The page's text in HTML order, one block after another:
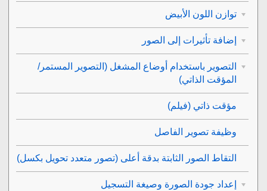
توازن اللون الأبيض
إضافة تأثيرات إلى الصور
التصوير باستخدام أوضاع المشغل (التصوير المستمر/
المؤقت الذاتي)
مؤقت ذاتي (فيلم)
وظيفة تصوير الفاصل
التقاط الصور الثابتة بدقة أعلى (تصور متعدد تحويل بكسل)
إعداد جودة الصورة وصيغة التسجيل